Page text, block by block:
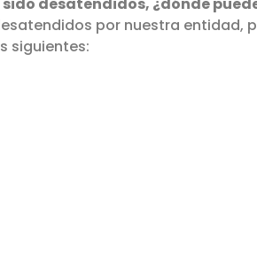
sido desatendidos, ¿dónde
por nuestra entidad,
siguientes: